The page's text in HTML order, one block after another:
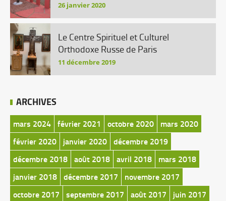
26 janvier 2020
Le Centre Spirituel et Culturel
Orthodoxe Russe de Paris
11 décembre 2019
ARCHIVES
mars 2024 février 2021 octobre 2020
mars 2020
février 2020
janvier 2020 décembre 2019
décembre 2018 août 2018 avril 2018
mars 2018
janvier 2018 décembre 2017
novembre 2017
octobre 2017
septembre 2017 août 2017
juin 2017